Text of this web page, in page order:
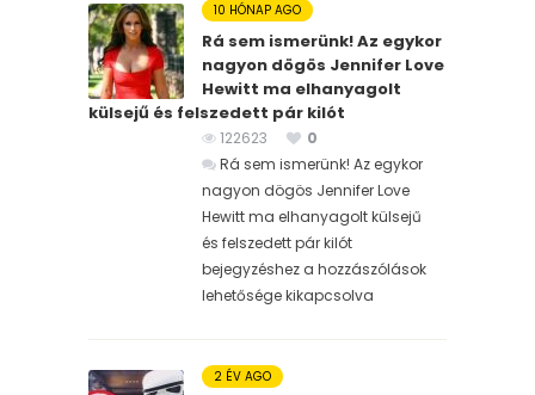
10 HÓNAP AGO
Rá sem ismerünk! Az egykor
nagyon dögös Jennifer Love
Hewitt ma elhanyagolt
külsejű és felszedett pár kilót
122623
0
Rá sem ismerünk! Az egykor
nagyon dögös Jennifer Love
Hewitt ma elhanyagolt külsejű
és felszedett pár kilót
bejegyzéshez a hozzászólások
lehetősége kikapcsolva
2 ÉV AGO